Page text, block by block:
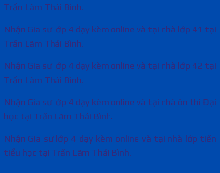
Trần Lãm Thái Bình.
Nhận Gia sư lớp 4 dạy kèm online và tại nhà lớp 41 tại
Trần Lãm Thái Bình.
Nhận Gia sư lớp 4 dạy kèm online và tại nhà lớp 42 tại
Trần Lãm Thái Bình.
Nhận Gia sư lớp 4 dạy kèm online và tại nhà ôn thi Đại
học tại Trần Lãm Thái Bình.
Nhận Gia sư lớp 4 dạy kèm online và tại nhà lớp tiền
tiểu học tại Trần Lãm Thái Bình.